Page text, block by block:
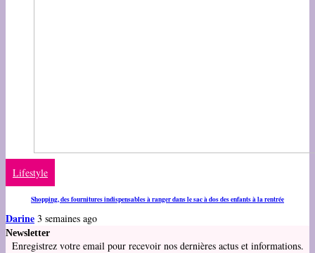
Lifestyle
Shopping, des fournitures indispensables à ranger dans le sac à dos des enfants à la rentrée
Darine 3 semaines ago
Newsletter
Enregistrez votre email pour recevoir nos dernières actus et informations.